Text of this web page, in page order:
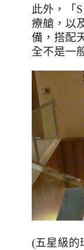
此外，「
療艙，以
備，搭配
全不是一
(五星級的